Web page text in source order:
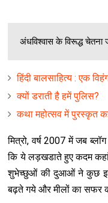
अंधविश्वास के विरूद्ध
हिंदी बालसाहित्‍य : एक
क्‍यों डराती है हमें पुलिस?
कथा महोत्सव में पुरस्कृत
मित्रो, वर्ष 2007 में जब
कि ये लड़खडाते हुए कदम
शुभेच्छुओं की दुआओं ने कुछ
बढ़ते गये और मीलों का सफर